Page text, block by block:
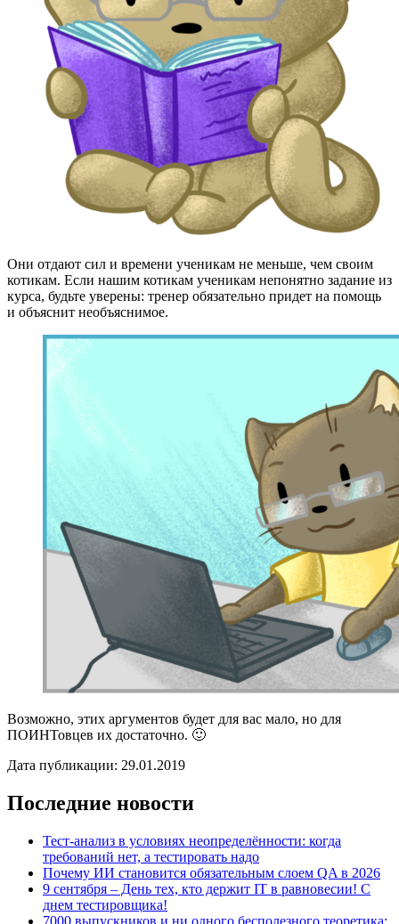
Они отдают сил и времени ученикам не меньше, чем своим
котикам. Если нашим котикам ученикам непонятно задание из
курса, будьте уверены: тренер обязательно придет на помощь
и объяснит необъяснимое.
Возможно, этих аргументов будет для вас мало, но для
ПОИНТовцев их достаточно. 🙂
Дата публикации: 29.01.2019
Последние новости
Тест-анализ в условиях неопределённости: когда
требований нет, а тестировать надо
Почему ИИ становится обязательным слоем QA в 2026
9 сентября – День тех, кто держит IT в равновесии! С
днем тестировщика!